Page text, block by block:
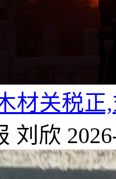
材关税
刘欣